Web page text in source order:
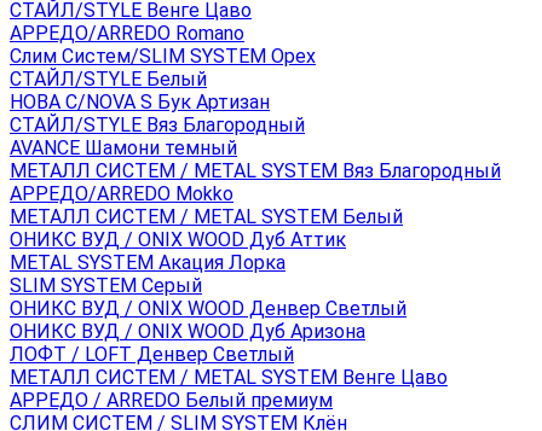
СТАЙЛ/STYLE Венге Цаво
АРРЕДО/ARREDO Romano
Слим Систем/SLIM SYSTEM Орех
СТАЙЛ/STYLE Белый
НОВА С/NOVA S Бук Артизан
СТАЙЛ/STYLE Вяз Благородный
AVANCE Шамони темный
МЕТАЛЛ СИСТЕМ / METAL SYSTEM Вяз Благородный
АРРЕДО/ARREDO Mokko
МЕТАЛЛ СИСТЕМ / METAL SYSTEM Белый
ОНИКС ВУД / ONIX WOOD Дуб Аттик
METAL SYSTEM Акация Лорка
SLIM SYSTEM Серый
ОНИКС ВУД / ONIX WOOD Денвер Светлый
ОНИКС ВУД / ONIX WOOD Дуб Аризона
ЛОФТ / LOFT Денвер Светлый
МЕТАЛЛ СИСТЕМ / METAL SYSTEM Венге Цаво
АРРЕДО / ARREDO Белый премиум
СЛИМ СИСТЕМ / SLIM SYSTEM Клён